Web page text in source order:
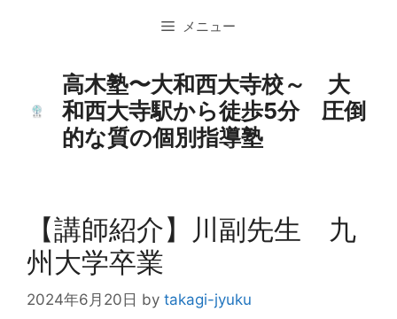
メニュー
高木塾〜大和西大寺校～ 大
和西大寺駅から徒歩5分 圧倒
的な質の個別指導塾
【講師紹介】川副先生 九
州大学卒業
2024年6月20日 by takagi-jyuku